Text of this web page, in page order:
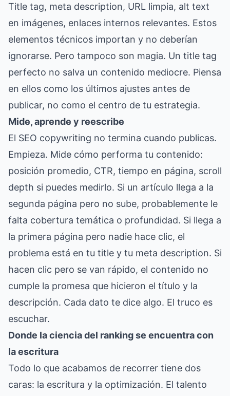
Title tag, meta description, URL limpia, alt text
en imágenes, enlaces internos relevantes. Estos
elementos técnicos importan y no deberían
ignorarse. Pero tampoco son magia. Un title tag
perfecto no salva un contenido mediocre. Piensa
en ellos como los últimos ajustes antes de
publicar, no como el centro de tu estrategia.
Mide, aprende y reescribe
El SEO copywriting no termina cuando publicas.
Empieza. Mide cómo performa tu contenido:
posición promedio, CTR, tiempo en página, scroll
depth si puedes medirlo. Si un artículo llega a la
segunda página pero no sube, probablemente le
falta cobertura temática o profundidad. Si llega a
la primera página pero nadie hace clic, el
problema está en tu title y tu meta description. Si
hacen clic pero se van rápido, el contenido no
cumple la promesa que hicieron el título y la
descripción. Cada dato te dice algo. El truco es
escuchar.
Donde la ciencia del ranking se encuentra con
la escritura
Todo lo que acabamos de recorrer tiene dos
caras: la escritura y la optimización. El talento